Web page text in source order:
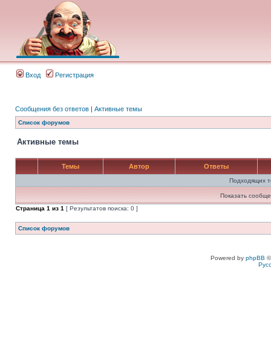
Вход Регистрация
Сообщения без ответов | Активные темы
Список форумов
Активные темы
Темы Автор Ответы
Подходящих
Показать
Страница 1 из 1 [ Результатов поиска: 0 ]
Список форумов
Powered by phpBB